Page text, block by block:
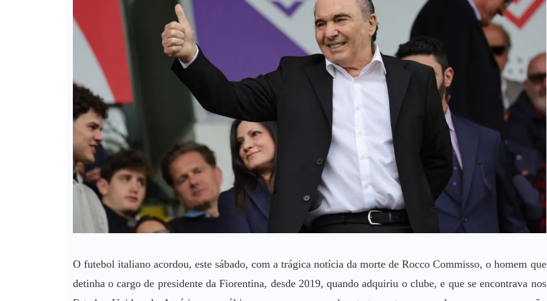
O futebol italiano acordou, este sábado, com a trágica notícia da morte de Rocco Commisso, o homem que
detinha o cargo de presidente da Fiorentina, desde 2019, quando adquiriu o clube, e que se encontrava nos